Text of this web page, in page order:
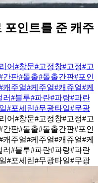
포인트를 준 캐주
어#창문#고정창#고정#고
간판#돌출#돌출간판#포인
캐주얼#케주얼#캐쥬얼#케
러#블루#파란#파랑#파란
#포세린#무광타일#무광
어#창문#고정창#고정#고
간판#돌출#돌출간판#포인
캐주얼#케주얼#캐쥬얼#케
러#블루#파란#파랑#파란
#포세린#무광타일#무광